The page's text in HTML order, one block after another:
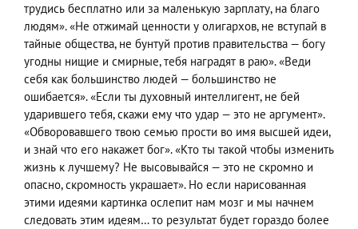
трудись бесплатно или за маленькую зарплату, на благо
людям». «Не отжимай ценности у олигархов, не вступай в
тайные общества, не бунтуй против правительства — богу
угодны нищие и смирные, тебя наградят в раю». «Веди
себя как большинство людей — большинство не
ошибается». «Если ты духовный интеллигент, не бей
ударившего тебя, скажи ему что удар — это не аргумент».
«Обворовавшего твою семью прости во имя высшей идеи,
и знай что его накажет бог». «Кто ты такой чтобы изменить
жизнь к лучшему? Не высовывайся — это не скромно и
опасно, скромность украшает». Но если нарисованная
этими идеями картинка ослепит нам мозг и мы начнем
следовать этим идеям… то результат будет гораздо более